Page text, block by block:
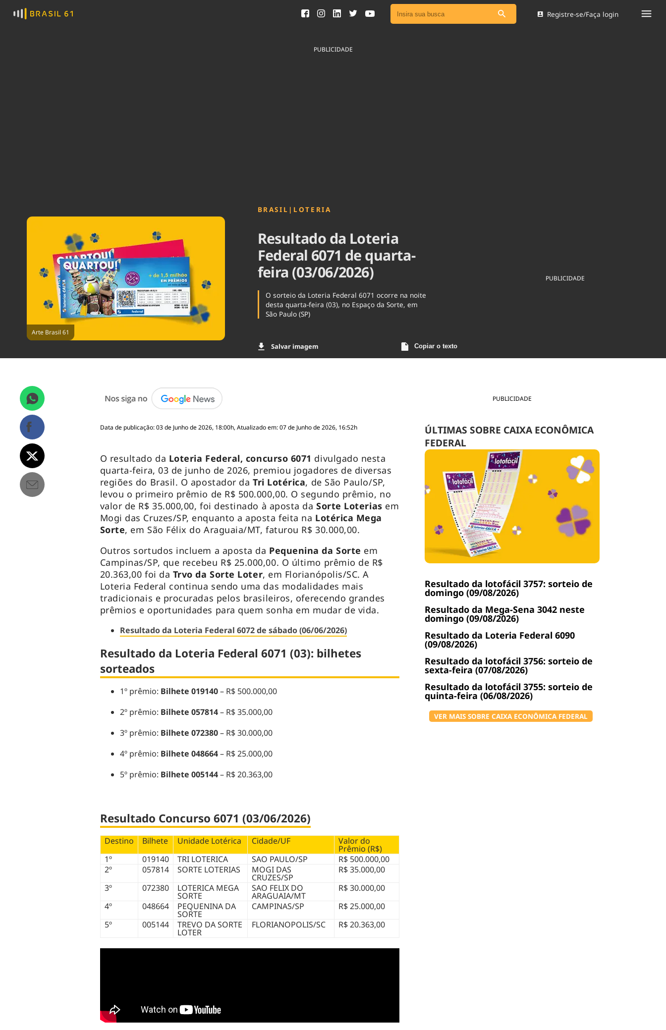
Ver todas as notícias
Brasil Mineral
Registre-se/Faça login
PUBLICIDADE
Arte Brasil 61
BRASIL | LOTERIA
Resultado da Loteria
Federal 6071 de quarta-
feira (03/06/2026)
O sorteio da Loteria Federal 6071 ocorre na noite
desta quarta-feira (03), no Espaço da Sorte, em
São Paulo (SP)
Salvar imagem Copiar o texto
PUBLICIDADE
PUBLICIDADE
ÚLTIMAS SOBRE CAIXA ECONÔMICA
FEDERAL
Resultado da lotofácil 3757: sorteio de
domingo (09/08/2026)
Resultado da Mega-Sena 3042 neste
domingo (09/08/2026)
Resultado da Loteria Federal 6090
(09/08/2026)
Resultado da lotofácil 3756: sorteio de
sexta-feira (07/08/2026)
Resultado da lotofácil 3755: sorteio de
quinta-feira (06/08/2026)
VER MAIS SOBRE CAIXA ECONÔMICA FEDERAL
Data de publicação: 03 de Junho de 2026, 18:00h, Atualizado em: 07 de Junho de 2026, 16:52h
O resultado da Loteria Federal, concurso 6071 divulgado nesta
quarta-feira, 03 de junho de 2026, premiou jogadores de diversas
regiões do Brasil. O apostador da Tri Lotérica, de São Paulo/SP,
levou o primeiro prêmio de R$ 500.000,00. O segundo prêmio, no
valor de R$ 35.000,00, foi destinado à aposta daSorte Loterias em
Mogi das Cruzes/SP, enquanto a aposta feita na Lotérica Mega
Sorte, em São Félix do Araguaia/MT, faturou R$ 30.000,00.
Outros sortudos incluem a aposta da Pequenina da Sorte em
Campinas/SP, que recebeu R$ 25.000,00. O último prêmio de R$
20.363,00 foi da Trvo da Sorte Loter, em Florianópolis/SC. A
Loteria Federal continua sendo uma das modalidades mais
tradicionais e procuradas pelos brasileiros, oferecendo grandes
prêmios e oportunidades para quem sonha em mudar de vida.
Resultado da Loteria Federal 6072 de sábado (06/06/2026)
Resultado da Loteria Federal 6071 (03): bilhetes
sorteados
1º prêmio: Bilhete 019140– R$ 500.000,00
2º prêmio: Bilhete 057814– R$ 35.000,00
3º prêmio: Bilhete 072380– R$ 30.000,00
4º prêmio: Bilhete 048664– R$ 25.000,00
5º prêmio: Bilhete 005144– R$ 20.363,00
Resultado Concurso 6071 (03/06/2026)
Destino Bilhete Unidade Lotérica Cidade/UF Valor do
Prêmio (R$)
1º
019140 TRI LOTERICA SAO PAULO/SP
R$ 500.000,00
2º
057814 SORTE LOTERIAS MOGI DAS
CRUZES/SP
R$ 35.000,00
3º
072380 LOTERICA MEGA
SORTE
SAO FELIX DO
ARAGUAIA/MT
R$ 30.000,00
4º
048664 PEQUENINA DA
SORTE
CAMPINAS/SP
R$ 25.000,00
5º
005144 TREVO DA SORTE
LOTER
FLORIANOPOLIS/SC R$ 20.363,00